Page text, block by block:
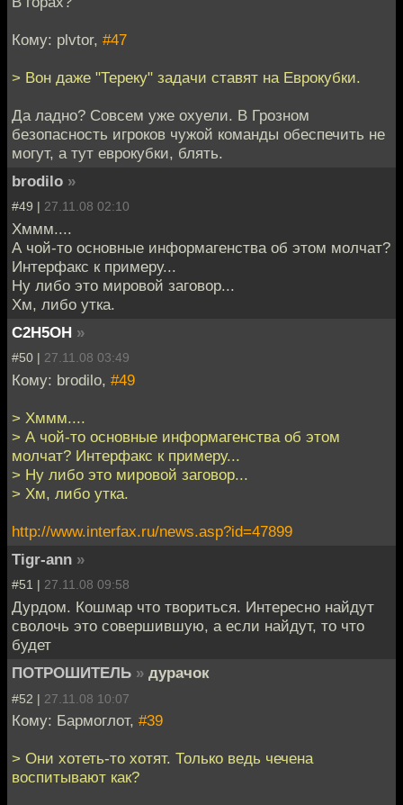
Кому: plvtor, #47
> Вон даже "Тереку" задачи ставят на Еврокубки.
Да ладно? Совсем уже охуели. В Грозном
безопасность игроков чужой команды обеспечить не
могут, а тут еврокубки, блять.
brodilo »
#49 | 27.11.08 02:10
Хммм....
А чой-то основные информагенства об этом молчат?
Интерфакс к примеру...
Ну либо это мировой заговор...
Хм, либо утка.
C2H5OH »
#50 | 27.11.08 03:49
Кому: brodilo, #49
> Хммм....
> А чой-то основные информагенства об этом
молчат? Интерфакс к примеру...
> Ну либо это мировой заговор...
> Хм, либо утка.
http://www.interfax.ru/news.asp?id=47899
Tigr-ann »
#51 | 27.11.08 09:58
Дурдом. Кошмар что твориться. Интересно найдут
сволочь это совершившую, а если найдут, то что
будет
ПОТРОШИТЕЛЬ » дурачок
#52 | 27.11.08 10:07
Кому: Бармоглот, #39
> Они хотеть-то хотят. Только ведь чечена
воспитывают как?